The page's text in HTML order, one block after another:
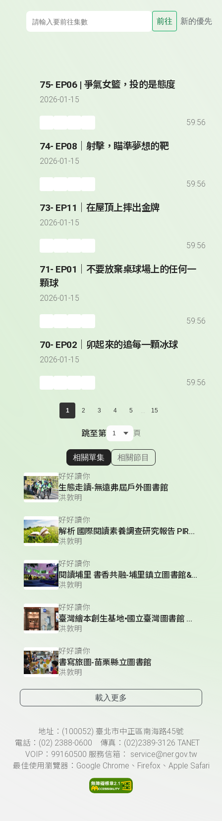
前往 新的優先
75- EP06 | 爭氣女籃，投的是態度
2026-01-15
59:56
74- EP08｜射擊，瞄準夢想的靶
2026-01-15
59:56
73- EP11｜在屋頂上摔出金牌
2026-01-15
59:56
71- EP01｜不要放棄桌球場上的任何一
顆球
2026-01-15
59:56
70- EP02｜卯起來的追每一顆冰球
2026-01-15
59:56
1 2 3 4 5 ... 15
跳至第 頁
顯示相關單集
相關單集 相關節目
好好讀你
生態走讀-無遠弗屆戶外圖書館
洪敦明
好好讀你
解析 國際閱讀素養調查研究報告 PIRLS
洪敦明
好好讀你
閱讀埔里 書香共融-埔里鎮立圖書館&籃城書房
洪敦明
好好讀你
臺灣繪本創生基地•國立臺灣圖書館 親子資料中心
洪敦明
好好讀你
書寫旅圖-苗栗縣立圖書館
洪敦明
載入更多
頁尾資訊地址：(100052) 臺北市中正區南海路45號
電話：(02) 2388-0600 傳真：(02)2389-3126 TANET
VOIP：99160500 服務信箱： service@ner.gov.tw
最佳使用瀏覽器：Google Chrome、Firefox、Apple Safari